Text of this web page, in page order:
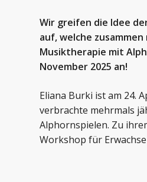
Wir greifen die Idee
auf, welche
Musiktherapie mit
November 2025 an!
Eliana Burki ist am 24.
verbrachte mehrmals
Alphornspielen. Zu
Workshop für